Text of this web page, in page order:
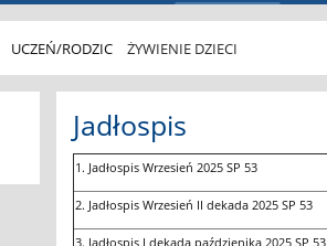
UCZEŃ/RODZIC ŻYWIENIE DZIECI
Jadłospis
1. Jadłospis Wrzesień 2025 SP 53
2. Jadłospis Wrzesień II dekada 2025 SP 53